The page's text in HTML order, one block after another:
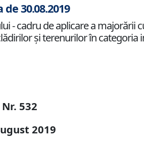
30.08.2019
- cadru de aplicare a majorării
şi terenurilor în
Nr. 532
2019